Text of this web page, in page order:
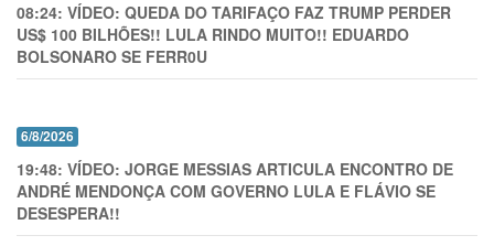
08:24: VÍDEO: QUEDA DO TARIFAÇO FAZ TRUMP PERDER
US$ 100 BILHÕES!! LULA RINDO MUITO!! EDUARDO
BOLSONARO SE FERR0U
6/8/2026
19:48: VÍDEO: JORGE MESSIAS ARTICULA ENCONTRO DE
ANDRÉ MENDONÇA COM GOVERNO LULA E FLÁVIO SE
DESESPERA!!